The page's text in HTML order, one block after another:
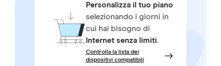
Personalizza il tuo piano
selezionando i giorni in
cui hai bisogno di
Internet senza limiti.
Controlla la lista dei
dispositivi compatibili